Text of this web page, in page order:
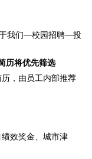
于我们—校园招聘—投
历将优先筛选
，由员工内部推荐
效奖金、城市津